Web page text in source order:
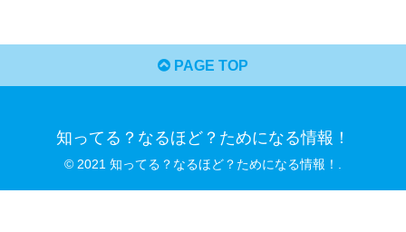
PAGE TOP
知ってる？なるほど？ためになる情報！
© 2021 知ってる？なるほど？ためになる情報！.